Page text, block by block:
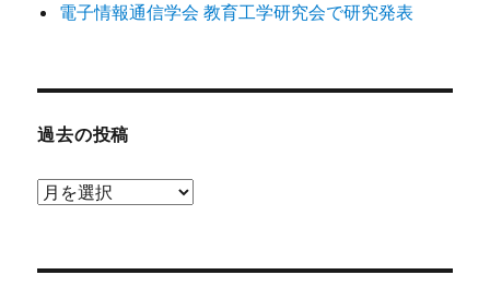
電子情報通信学会 教育工学研究会で研究発表
過去の投稿
過